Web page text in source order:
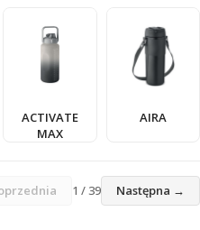
ACTIVATE
MAX
AIRA
1 / 39 Następna →